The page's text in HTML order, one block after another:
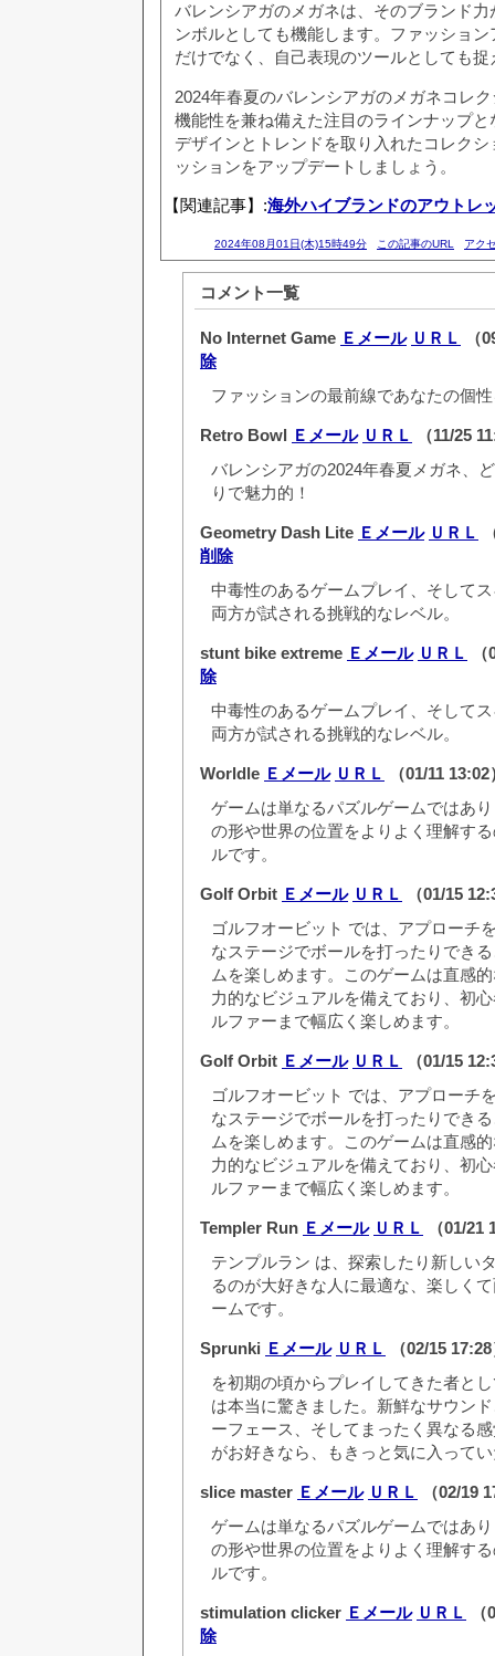
バレンシアガのメガネは、そのブランド
ンボルとしても機能します。ファッショ
だけでなく、自己表現のツールとしても
2024年春夏のバレンシアガのメガネコレ
機能性を兼ね備えた注目のラインナップ
デザインとトレンドを取り入れたコレク
ッションをアップデートしましょう。
【関連記事】:海外ハイブランドのアウトレ
2024年08月01日(木)15時49分 この記事のURL アク
コメント一覧
No Internet Game Ｅメール ＵＲＬ
（
除
ファッションの最前線であなたの個
Retro Bowl Ｅメール ＵＲＬ
（11/25
バレンシアガの2024年春夏メガネ、
りで魅力的！
Geometry Dash Lite Ｅメール ＵＲＬ
削除
中毒性のあるゲームプレイ、そして
両方が試される挑戦的なレベル。
stunt bike extreme Ｅメール ＵＲＬ
除
中毒性のあるゲームプレイ、そして
両方が試される挑戦的なレベル。
Worldle Ｅメール ＵＲＬ
（01/11
ゲームは単なるパズルゲームではあ
の形や世界の位置をよりよく理解す
ルです。
Golf Orbit Ｅメール ＵＲＬ
（01/15
ゴルフオービット では、アプローチ
なステージでボールを打ったりでき
ムを楽しめます。このゲームは直感
力的なビジュアルを備えており、初
ルファーまで幅広く楽しめます。
Golf Orbit Ｅメール ＵＲＬ
（01/15
ゴルフオービット では、アプローチ
なステージでボールを打ったりでき
ムを楽しめます。このゲームは直感
力的なビジュアルを備えており、初
ルファーまで幅広く楽しめます。
Templer Run Ｅメール ＵＲＬ
（01/21
テンプルラン は、探索したり新しい
るのが大好きな人に最適な、楽しく
ームです。
Sprunki Ｅメール ＵＲＬ
（02/15
を初期の頃からプレイしてきた者と
は本当に驚きました。新鮮なサウン
ーフェース、そしてまったく異なる
がお好きなら、もきっと気に入って
slice master Ｅメール ＵＲＬ
（02/19
ゲームは単なるパズルゲームではあ
の形や世界の位置をよりよく理解す
ルです。
stimulation clicker Ｅメール ＵＲＬ
（
除